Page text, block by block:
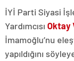
İYİ Parti Siyasi
Yardımcısı Oktay
İmamoğlu’nu
yapıldığını